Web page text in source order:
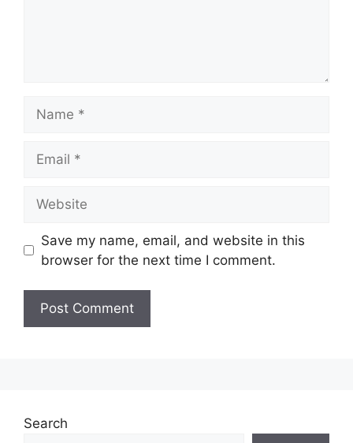
Save my name, email, and website in this
browser for the next time I comment.
Search